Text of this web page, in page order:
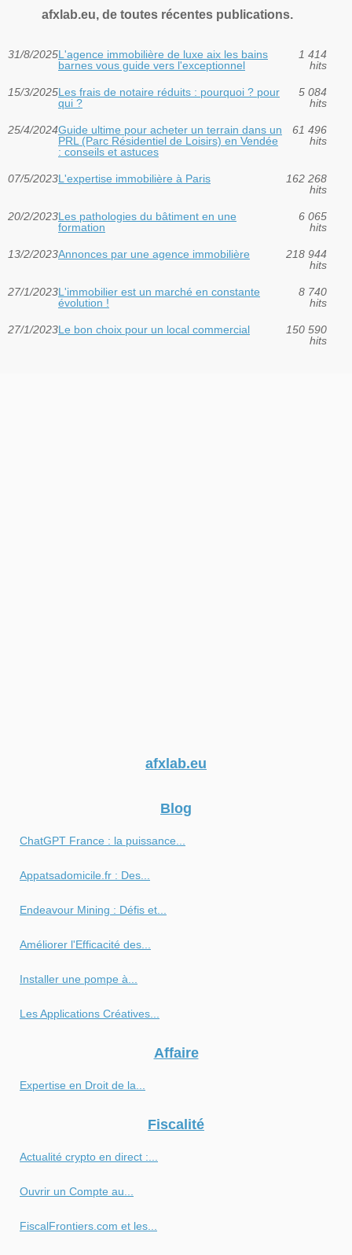
afxlab.eu, de toutes récentes publications.
31/8/2025L'agence immobilière de luxe aix les bains
barnes vous guide vers l'exceptionnel
1 414
hits
15/3/2025Les frais de notaire réduits : pourquoi ? pour
qui ?
5 084
hits
25/4/2024Guide ultime pour acheter un terrain dans un
PRL (Parc Résidentiel de Loisirs) en Vendée
: conseils et astuces
61 496
hits
07/5/2023L'expertise immobilière à Paris
162 268
hits
20/2/2023Les pathologies du bâtiment en une
formation
6 065
hits
13/2/2023Annonces par une agence immobilière
218 944
hits
27/1/2023L'immobilier est un marché en constante
évolution !
8 740
hits
27/1/2023Le bon choix pour un local commercial
150 590
hits
afxlab.eu
Blog
ChatGPT France : la puissance...
Appatsadomicile.fr : Des...
Endeavour Mining : Défis et...
Améliorer l'Efficacité des...
Installer une pompe à...
Les Applications Créatives...
Affaire
Expertise en Droit de la...
Fiscalité
Actualité crypto en direct :...
Ouvrir un Compte au...
FiscalFrontiers.com et les...